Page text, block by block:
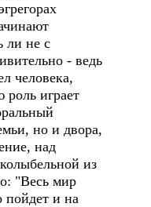
ли не с
- ведь
человека,
играет
но и двора,
над
из
"Весь мир
пойдет и на